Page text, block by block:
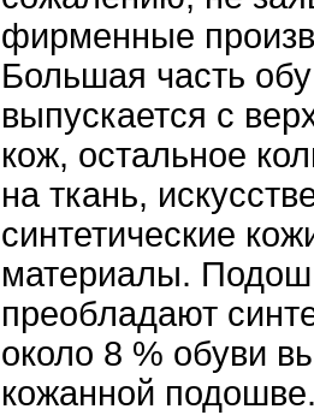
фирменные
Большая часть
выпускается с
кож, остальное
на ткань,
синтетические
материалы.
преобладают
около 8 % обуви
кожанной